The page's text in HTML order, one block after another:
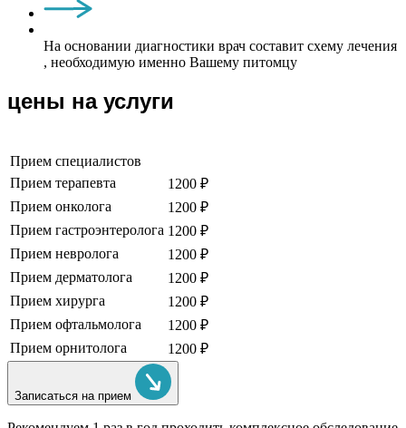
На основании диагностики врач составит схему лечения
, необходимую именно Вашему питомцу
цены на услуги
Прием специалистов
Прием терапевта
1200 ₽
Прием онколога
1200 ₽
Прием гастроэнтеролога 1200 ₽
Прием невролога
1200 ₽
Прием дерматолога
1200 ₽
Прием хирурга
1200 ₽
Прием офтальмолога
1200 ₽
Прием орнитолога
1200 ₽
Записаться на прием